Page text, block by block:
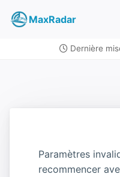
MaxRadar
Dernière
Paramètres
recommencer